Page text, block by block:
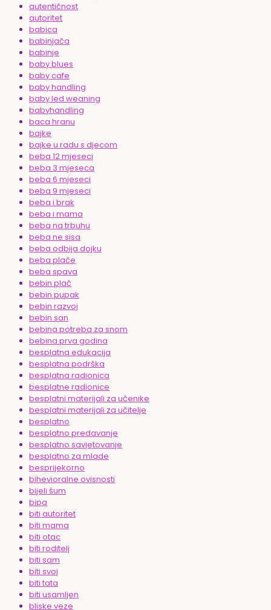
autentičnost
autoritet
babica
babinjača
babinje
baby blues
baby cafe
baby handling
baby led weaning
babyhandling
baca hranu
bajke
bajke u radu s djecom
beba 12 mjeseci
beba 3 mjeseca
beba 6 mjeseci
beba 9 mjeseci
beba i brak
beba i mama
beba na trbuhu
beba ne sisa
beba odbija dojku
beba plače
beba spava
bebin plač
bebin pupak
bebin razvoj
bebin san
bebina potreba za snom
bebina prva godina
besplatna edukacija
besplatna podrška
besplatna radionica
besplatne radionice
besplatni materijali za učenike
besplatni materijali za učitelje
besplatno
besplatno predavanje
besplatno savjetovanje
besplatno za mlade
besprijekorno
bihevioralne ovisnosti
bijeli šum
bipa
biti autoritet
biti mama
biti otac
biti roditelj
biti sam
biti svoj
biti tata
biti usamljen
bliske veze